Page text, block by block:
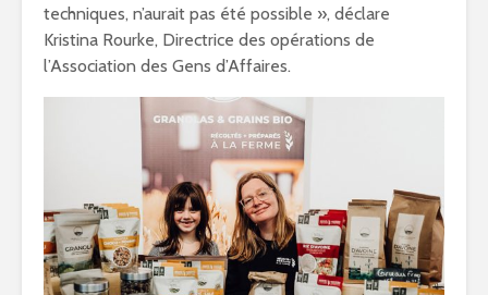
techniques, n’aurait pas été possible », déclare
Kristina Rourke, Directrice des opérations de
l’Association des Gens d’Affaires.